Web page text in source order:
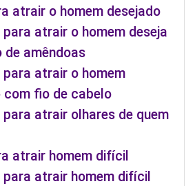
atrair o homem desejado
atrair o homem deseja
de amêndoas
para atrair o homem
com fio de cabelo
atrair olhares de quem
atrair homem difícil
atrair homem difícil